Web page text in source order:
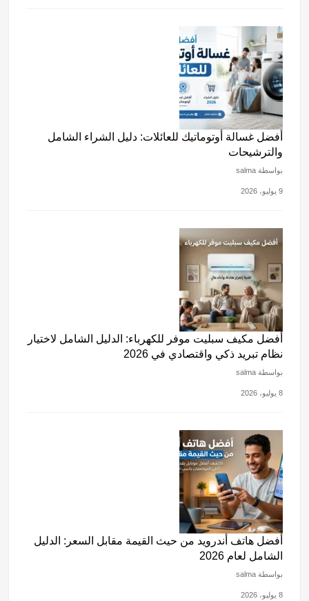
أفضل غسالة أوتوماتيك للعائلات: دليل الشراء الشامل
والترشيحات
بواسطة salma
9 يوليو، 2026
أفضل مكيف سبليت موفر للكهرباء: الدليل الشامل لاختيار
نظام تبريد ذكي واقتصادي في 2026
بواسطة salma
8 يوليو، 2026
أفضل هاتف أندرويد من حيث القيمة مقابل السعر: الدليل
الشامل لعام 2026
بواسطة salma
8 يوليو، 2026